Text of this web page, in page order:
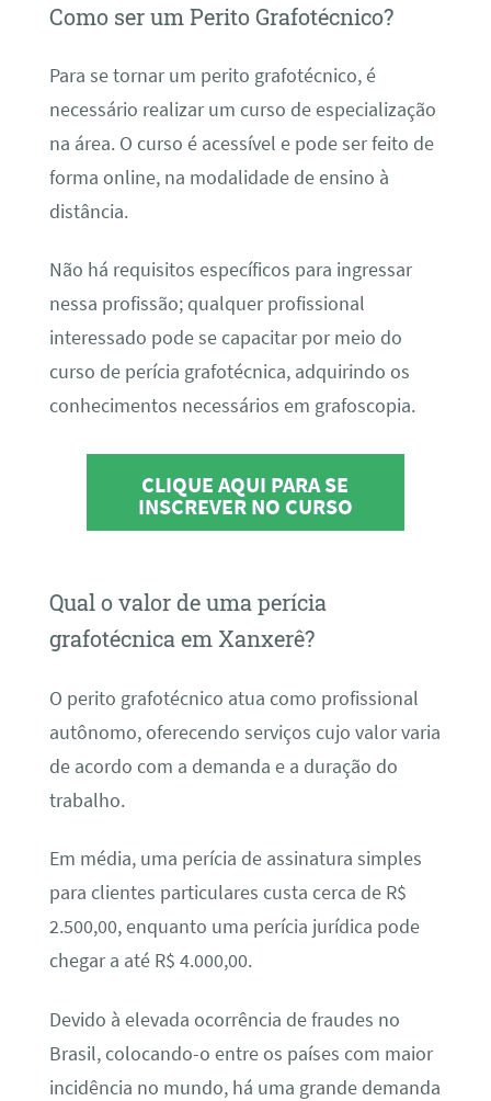
Como ser um Perito Grafotécnico?
Para se tornar um perito grafotécnico, é
necessário realizar um curso de especialização
na área. O curso é acessível e pode ser feito de
forma online, na modalidade de ensino à
distância.
Não há requisitos específicos para ingressar
nessa profissão; qualquer profissional
interessado pode se capacitar por meio do
curso de perícia grafotécnica, adquirindo os
conhecimentos necessários em grafoscopia.
CLIQUE AQUI PARA SE
INSCREVER NO CURSO
Qual o valor de uma perícia
grafotécnica em Xanxerê?
O perito grafotécnico atua como profissional
autônomo, oferecendo serviços cujo valor varia
de acordo com a demanda e a duração do
trabalho.
Em média, uma perícia de assinatura simples
para clientes particulares custa cerca de R$
2.500,00, enquanto uma perícia jurídica pode
chegar a até R$ 4.000,00.
Devido à elevada ocorrência de fraudes no
Brasil, colocando-o entre os países com maior
incidência no mundo, há uma grande demanda